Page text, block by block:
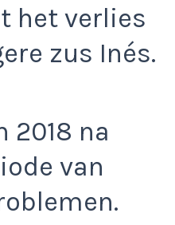
het verlies
zus Inés.
2018 na
van